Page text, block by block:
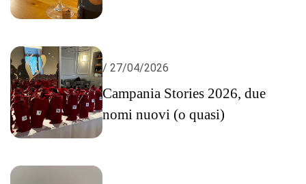
/ 27/04/2026
Campania Stories 2026, due
nomi nuovi (o quasi)